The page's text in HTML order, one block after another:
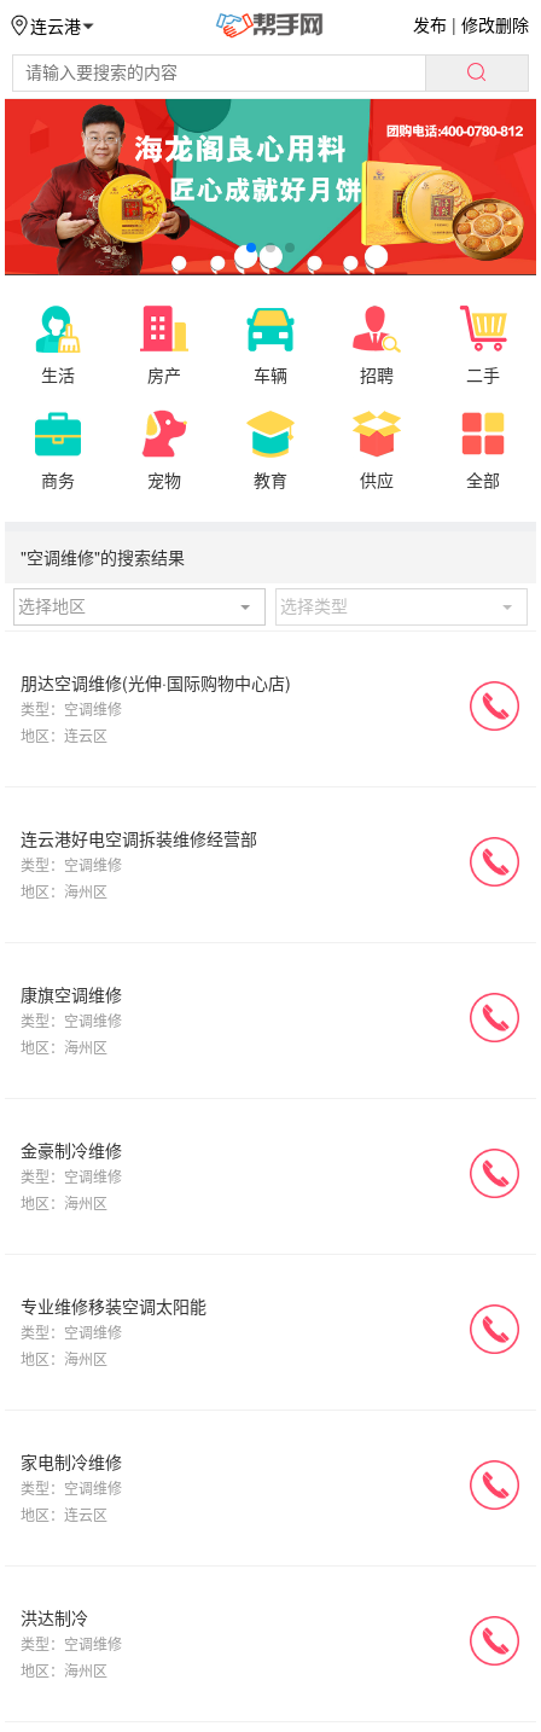
连云港 发布 |修改删除
生活 房产 车辆 招聘 二手
商务 宠物 教育 供应 全部
"空调维修"的搜索结果
选择地区 选择类型
朋达空调维修(光伸·国际购物中心店)
类型：空调维修
地区：连云区
连云港好电空调拆装维修经营部
类型：空调维修
地区：海州区
康旗空调维修
类型：空调维修
地区：海州区
金豪制冷维修
类型：空调维修
地区：海州区
专业维修移装空调太阳能
类型：空调维修
地区：海州区
家电制冷维修
类型：空调维修
地区：连云区
洪达制冷
类型：空调维修
地区：海州区